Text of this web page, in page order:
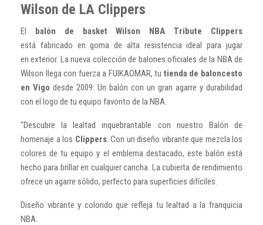
Wilson de LA Clippers
El
balón de basket Wilson NBA Tribute Clippers
está fabricado en goma de alta resistencia ideal para jugar
en exterior. La nueva colección de balones oficiales de la NBA de
Wilson llega con fuerza a FUIKAOMAR, tu tienda de baloncesto
en Vigo desde 2009. Un balón con un gran agarre y durabilidad
con el logo de tu equipo favorito de la NBA.
"Descubre la lealtad inquebrantable con nuestro Balón de
homenaje a los Clippers. Con un diseño vibrante que mezcla los
colores de tu equipo y el emblema destacado, este balón está
hecho para brillar en cualquier cancha. La cubierta de rendimiento
ofrece un agarre sólido, perfecto para superficies difíciles.
Diseño vibrante y colorido que refleja tu lealtad a la franquicia
NBA.